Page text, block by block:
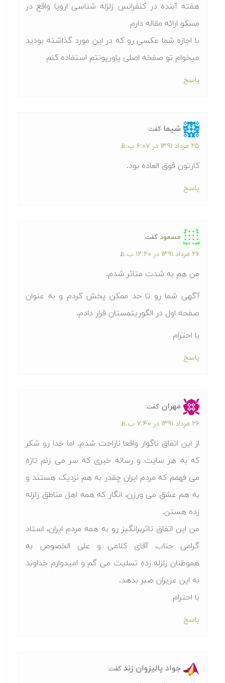
هفته آبنده در کنفرانس زلزله شناسی اروپا واقع در
مسکو ارائه مقاله دارم
با اجازه شما عکسی رو که در این مورد گذاشته بودید
میخوام تو صفخه اصلی پاورپونتم استفاده کنم
پاسخ
شیما گفت:
۲۵ مرداد ۱۳۹۱ در ۶:۰۷ ب.ظ
کارتون فوق العاده بود.
پاسخ
مسعود گفت:
۲۶ مرداد ۱۳۹۱ در ۱۲:۲۰ ب.ظ
من هم به شدت متاثر شدم.
آگهی شما رو تا حد ممکن پخش کردم و به عنوان
صفحه اول در الگوریتمستان قرار دادم.
با احترام
پاسخ
مهران گفت:
۲۶ مرداد ۱۳۹۱ در ۷:۴۰ ب.ظ
از این اتفاق ناگوار واقعا ناراحت شدم. اما خدا رو شکر
که به هر سایت و رسانه خبری که سر می زنم تازه
می فهمم که مردم ایران چقدر به هم نزدیک هستند و
به هم عشق می ورزن، انگار که همه اهل مناطق زلزله
زده هستن.
من این اتفاق تاثربرانگیز رو به همه مردم ایران، استاد
گرامی جناب آقای کلامی و علی الخصوص به
هموطنان زلزله زده تسلیت می گم و امیدوارم خداوند
به این عزیزان صبر بدهد.
با احترام
پاسخ
جواد پاليزوان زند گفت: